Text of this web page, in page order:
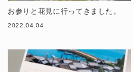
お参りと花見に行ってきました。
2022.04.04